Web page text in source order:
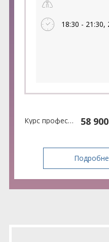
18:30 - 21:30,
Курс профессиональной переподготовки 58